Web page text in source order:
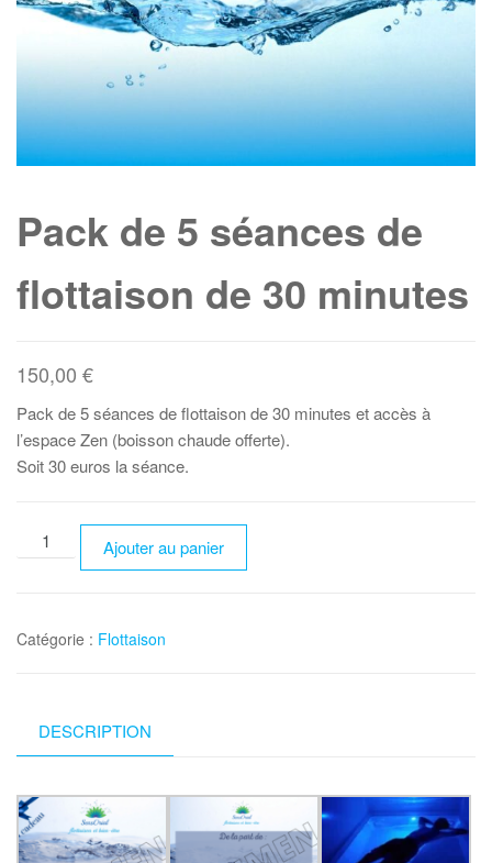
Pack de 5 séances de
flottaison de 30 minutes
150,00 €
Pack de 5 séances de flottaison de 30 minutes et accès à
l’espace Zen (boisson chaude offerte).
Soit 30 euros la séance.
quantité
de
5
flottaison
minutes
Ajouter au panier
Catégorie : Flottaison
DESCRIPTION